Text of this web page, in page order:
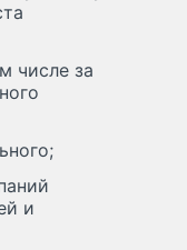
числе за
и